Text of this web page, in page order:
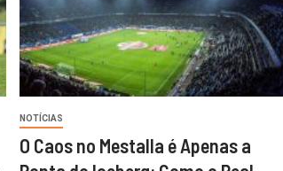
NOTÍCIAS
O Caos no Mestalla é Apenas a